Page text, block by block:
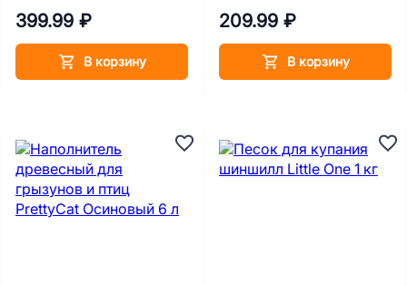
399.99 ₽
В корзину
209.99 ₽
В корзину